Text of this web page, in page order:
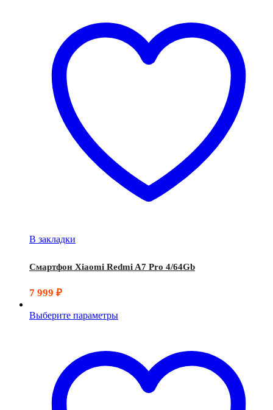
В закладки
Смартфон Xiaomi Redmi A7 Pro 4/64Gb
7 999 ₽
Выберите параметры